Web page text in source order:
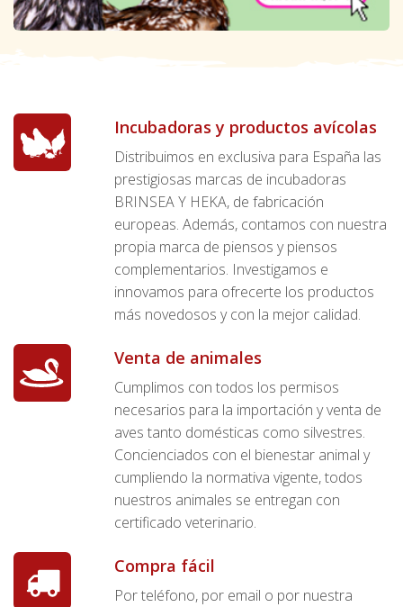
Incubadoras y productos avícolas
Distribuimos en exclusiva para España las
prestigiosas marcas de incubadoras
BRINSEA Y HEKA, de fabricación
europeas. Además, contamos con nuestra
propia marca de piensos y piensos
complementarios. Investigamos e
innovamos para ofrecerte los productos
más novedosos y con la mejor calidad.
Venta de animales
Cumplimos con todos los permisos
necesarios para la importación y venta de
aves tanto domésticas como silvestres.
Concienciados con el bienestar animal y
cumpliendo la normativa vigente, todos
nuestros animales se entregan con
certificado veterinario.
Compra fácil
Por teléfono, por email o por nuestra